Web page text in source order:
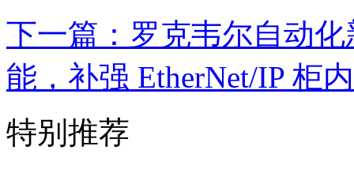
下一篇：罗克韦尔自动
能，补强 EtherNet/IP 柜
特别推荐